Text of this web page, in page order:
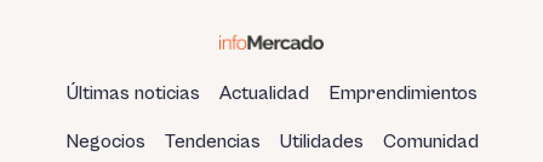
Últimas noticias Actualidad Emprendimientos
Negocios Tendencias Utilidades Comunidad